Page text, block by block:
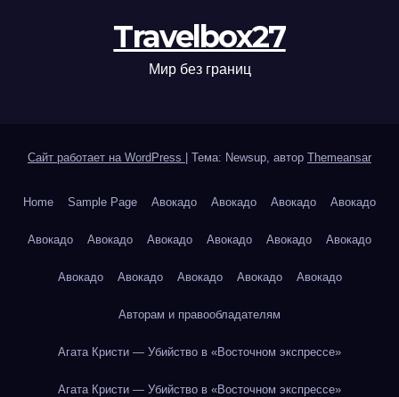
Travelbox27
Мир без границ
Сайт работает на WordPress Тема: Newsup, автор Themeansar
Home Sample Page Авокадо Авокадо Авокадо Авокадо
Авокадо Авокадо Авокадо Авокадо Авокадо Авокадо
Авокадо Авокадо Авокадо Авокадо Авокадо
Авторам и правообладателям
Агата Кристи — Убийство в «Восточном экспрессе»
Агата Кристи — Убийство в «Восточном экспрессе»